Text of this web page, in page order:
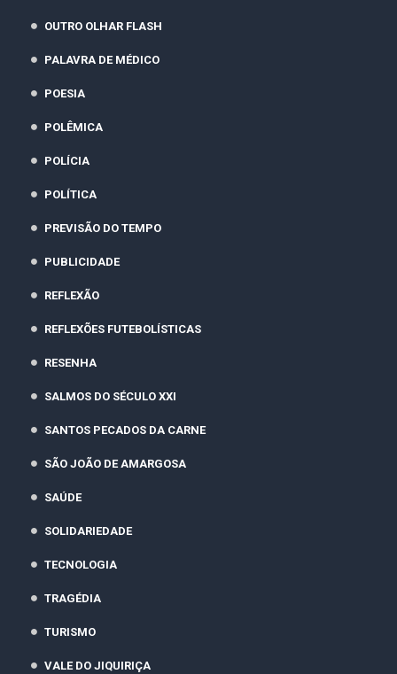
OUTRO OLHAR FLASH
PALAVRA DE MÉDICO
POESIA
POLÊMICA
POLÍCIA
POLÍTICA
PREVISÃO DO TEMPO
PUBLICIDADE
REFLEXÃO
REFLEXÕES FUTEBOLÍSTICAS
RESENHA
SALMOS DO SÉCULO XXI
SANTOS PECADOS DA CARNE
SÃO JOÃO DE AMARGOSA
SAÚDE
SOLIDARIEDADE
TECNOLOGIA
TRAGÉDIA
TURISMO
VALE DO JIQUIRIÇA